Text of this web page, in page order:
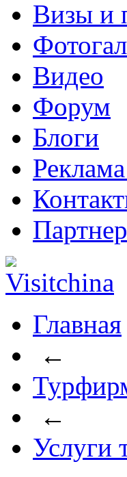
Визы и
Видео
Форум
Блоги
Главная
←
←
Услуги